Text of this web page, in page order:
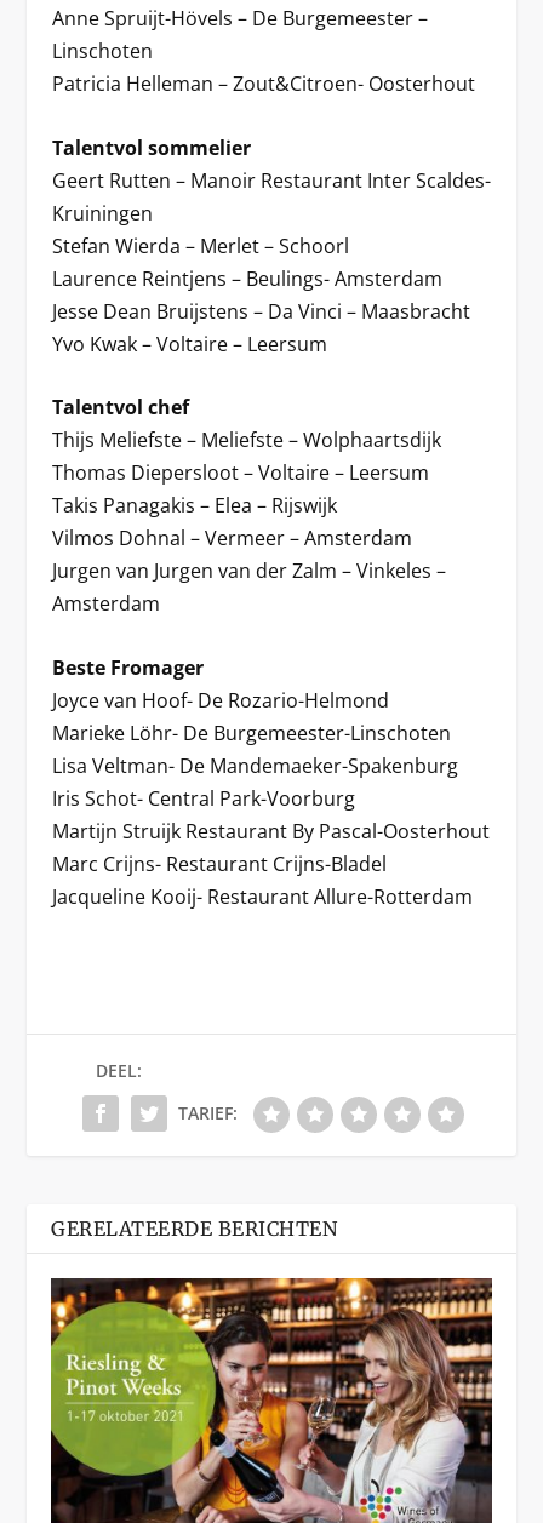
Anne Spruijt-Hövels – De Burgemeester –
Linschoten
Patricia Helleman – Zout&Citroen- Oosterhout
Talentvol sommelier
Geert Rutten – Manoir Restaurant Inter Scaldes-
Kruiningen
Stefan Wierda – Merlet – Schoorl
Laurence Reintjens – Beulings- Amsterdam
Jesse Dean Bruijstens – Da Vinci – Maasbracht
Yvo Kwak – Voltaire – Leersum
Talentvol chef
Thijs Meliefste – Meliefste – Wolphaartsdijk
Thomas Diepersloot – Voltaire – Leersum
Takis Panagakis – Elea – Rijswijk
Vilmos Dohnal – Vermeer – Amsterdam
Jurgen van Jurgen van der Zalm – Vinkeles –
Amsterdam
Beste Fromager
Joyce van Hoof- De Rozario-Helmond
Marieke Löhr- De Burgemeester-Linschoten
Lisa Veltman- De Mandemaeker-Spakenburg
Iris Schot- Central Park-Voorburg
Martijn Struijk Restaurant By Pascal-Oosterhout
Marc Crijns- Restaurant Crijns-Bladel
Jacqueline Kooij- Restaurant Allure-Rotterdam
DEEL:
TARIEF:
GERELATEERDE BERICHTEN